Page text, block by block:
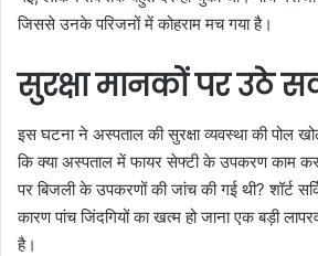
जिससे उनके परिजनों में कोहराम मच गया है।
सुरक्षा मानकों पर उठे
इस घटना ने अस्पताल की सुरक्षा व्यवस्था की पोल
कि क्या अस्पताल में फायर सेफ्टी के उपकरण काम
पर बिजली के उपकरणों की जांच की गई थी? शॉर्ट
कारण पांच जिंदगियों का खत्म हो जाना एक बड़ी
है।